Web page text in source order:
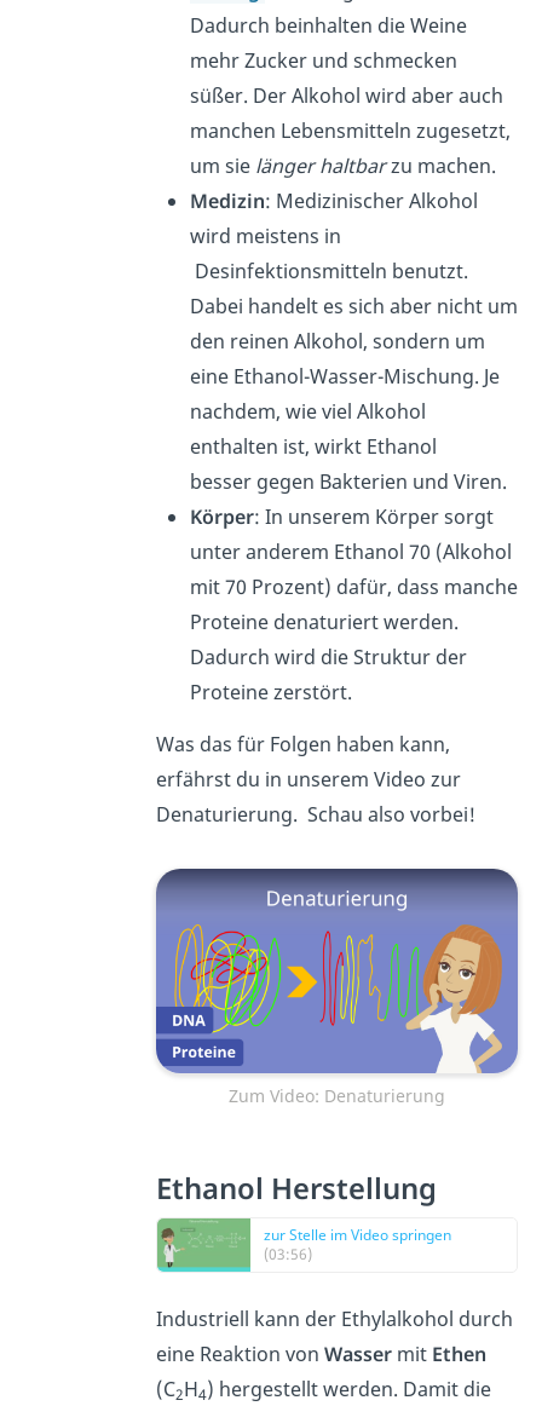
Dadurch beinhalten die Weine
mehr Zucker und schmecken
süßer. Der Alkohol wird aber auch
manchen Lebensmitteln zugesetzt,
um sie länger haltbarzu machen.
Medizin: Medizinischer Alkohol
wird meistens in
Desinfektionsmitteln benutzt.
Dabei handelt es sich aber nicht um
den reinen Alkohol, sondern um
eine Ethanol-Wasser-Mischung. Je
nachdem, wie viel Alkohol
enthalten ist, wirkt Ethanol
besser gegen Bakterien und Viren.
Körper: In unserem Körper sorgt
unter anderem Ethanol 70 (Alkohol
mit 70 Prozent) dafür, dass manche
Proteine denaturiert werden.
Dadurch wird die Struktur der
Proteine zerstört.
Was das für Folgen haben kann,
erfährst du in unserem Video zur
Denaturierung. Schau also vorbei!
Zum Video: Denaturierung
Ethanol Herstellung
zur Stelle im Video springen
(03:56)
Industriell kann der Ethylalkohol durch
eine Reaktion von Wassermit Ethen
(C2H4) hergestellt werden. Damit die